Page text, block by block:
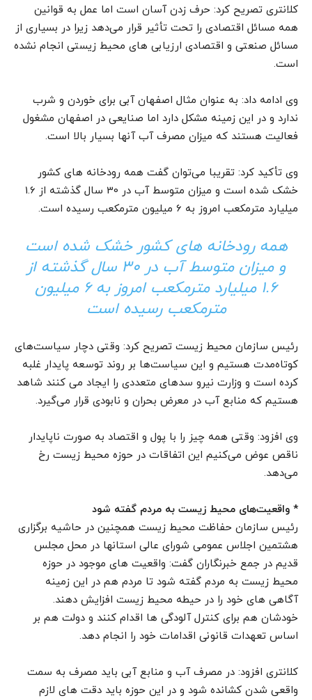
کلانتری تصریح کرد: حرف زدن آسان است اما عمل به قوانین
همه مسائل اقتصادی را تحت تأثیر قرار می‌دهد زیرا در بسیاری از
مسائل صنعتی و اقتصادی ارزیابی های محیط زیستی انجام نشده
است.
وی ادامه داد: به عنوان مثال اصفهان آبی برای خوردن و شرب
ندارد و در این زمینه مشکل دارد اما صنایعی در اصفهان مشغول
فعالیت هستند که میزان مصرف آب آنها بسیار بالا است.
وی تأکید کرد: تقریبا می‌توان گفت همه رودخانه های کشور
خشک شده است و میزان متوسط آب در 30 سال گذشته از 1.6
میلیارد مترمکعب امروز به 6 میلیون مترمکعب رسیده است.
همه رودخانه های کشور خشک شده است
و میزان متوسط آب در 30 سال گذشته از
1.6 میلیارد مترمکعب امروز به 6 میلیون
مترمکعب رسیده است
رئیس سازمان محیط زیست تصریح کرد: وقتی دچار سیاست‌های
کوتاه‌مدت هستیم و این سیاست‌ها بر روند توسعه پایدار غلبه
کرده است و وزارت نیرو سدهای متعددی را ایجاد می کنند شاهد
هستیم که منابع آب در معرض بحران و نابودی قرار می‌گیرد.
وی افزود: وقتی همه چیز را با پول و اقتصاد به صورت ناپایدار
ناقص عوض می‌کنیم این اتفاقات در حوزه محیط زیست رخ
می‌دهد.
* واقعیت‌های محیط زیست به مردم گفته شود
رئیس سازمان حفاظت محیط زیست همچنین در حاشیه برگزاری
هشتمین اجلاس عمومی شورای عالی استانها در محل مجلس
قدیم در جمع خبرنگاران گفت: واقعیت های موجود در حوزه
محیط زیست به مردم گفته شود تا مردم هم در این زمینه
آگاهی های خود را در حیطه محیط زیست افزایش دهند.
خودشان هم برای کنترل آلودگی ها اقدام کنند و دولت هم بر
اساس تعهدات قانونی اقدامات خود را انجام دهد.
کلانتری افزود: در مصرف آب و منابع آبی باید مصرف به سمت
واقعی شدن کشانده شود و در این حوزه باید دقت های لازم